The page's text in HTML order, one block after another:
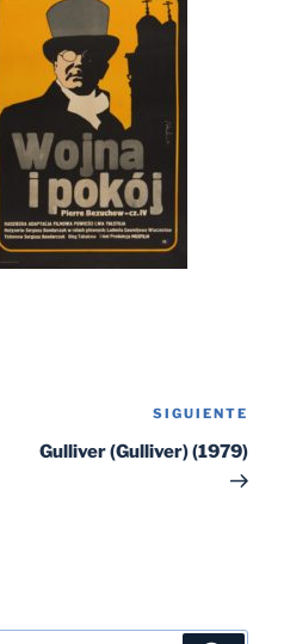
SIGUIENTE
Gulliver (Gulliver) (1979)